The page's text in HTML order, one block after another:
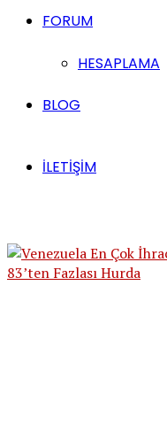
FORUM
HESAPLAMA
BLOG
İLETİŞİM